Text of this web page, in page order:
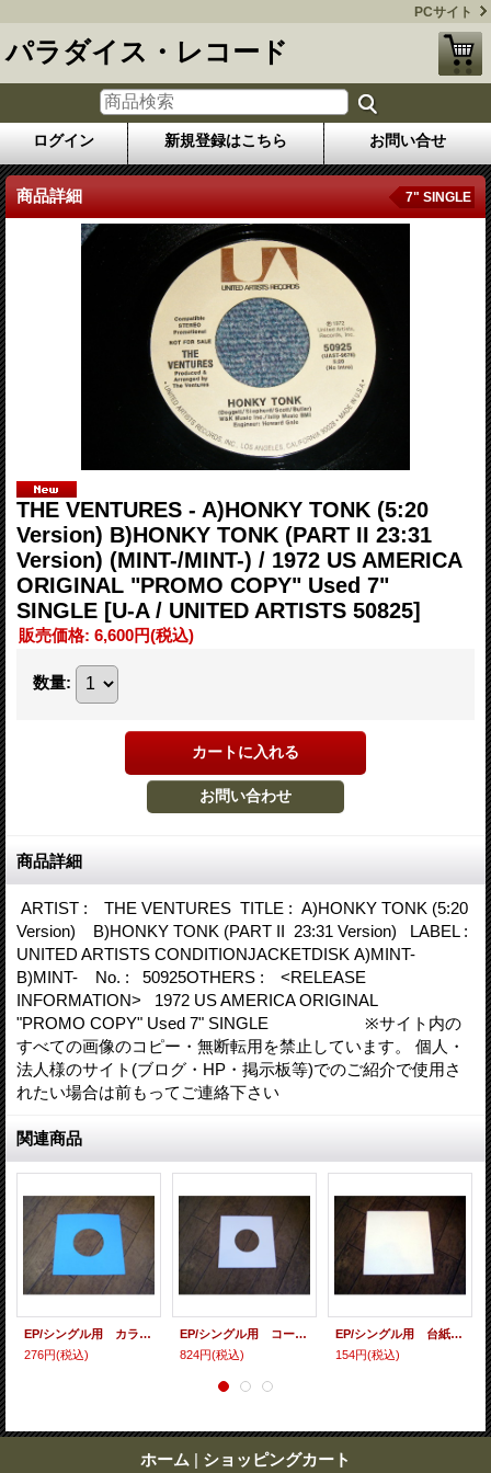
PCサイト
パラダイス・レコード
ログイン 新規登録はこちら お問い合せ
商品詳細 7" SINGLE
THE VENTURES - A)HONKY TONK (5:20
Version) B)HONKY TONK (PART II 23:31
Version) (MINT-/MINT-) / 1972 US AMERICA
ORIGINAL "PROMO COPY" Used 7"
SINGLE [U-A / UNITED ARTISTS 50825]
販売価格: 6,600円(税込)
数量:
商品詳細
ARTIST : THE VENTURES TITLE : A)HONKY TONK (5:20
Version) B)HONKY TONK (PART II 23:31 Version) LABEL :
UNITED ARTISTS CONDITIONJACKETDISK A)MINT-
B)MINT- No. : 50925OTHERS : <RELEASE
INFORMATION> 1972 US AMERICA ORIGINAL
"PROMO COPY" Used 7" SINGLE ※サイト内の
すべての画像のコピー・無断転用を禁止しています。 個人・
法人様のサイト(ブログ・HP・掲示板等)でのご紹介で使用さ
れたい場合は前もってご連絡下さい
関連商品
EP/シングル用 カラースリーヴ（全4色） 5枚セット (カラー指定してください）
276円(税込)
EP/シングル用 コート紙丸穴ジャケ （10枚セット）
824円(税込)
EP/シングル用 台紙 10枚セット
154円(税込)
ホーム | ショッピングカート